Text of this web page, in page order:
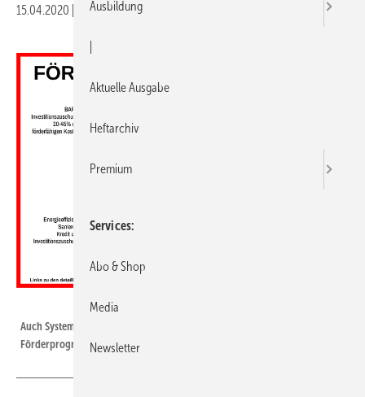
15.04.2020 Veröffentlicht in
Bild: Bundesverband Flächenheizungen und Flächenkühlungen
Auch Systeme der Flächenheizung und -kühlung werden in drei
Förderprogrammen berücksichtigt.
Ausbildung
Aktuelle Ausgabe
Heftarchiv
Premium
Services
Abo & Shop
Media
Newsletter